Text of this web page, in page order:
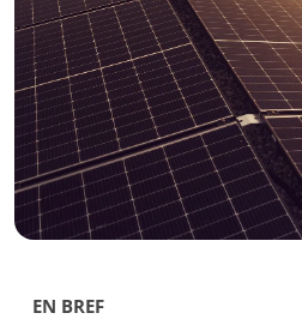
EN BREF